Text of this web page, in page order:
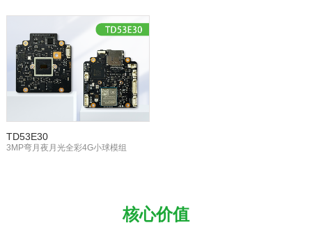
TD53E30
3MP弯月夜月光全彩4G小球模组
核心价值